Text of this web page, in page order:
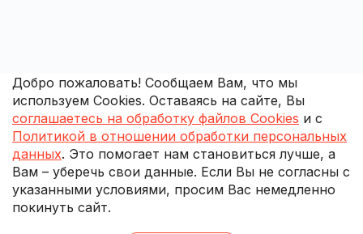
Добро пожаловать! Сообщаем Вам, что мы
используем Cookies. Оставаясь на сайте, Вы
соглашаетесь на обработку файлов Cookies и с
Политикой в отношении обработки персональных
данных. Это помогает нам становиться лучше, а
Вам – уберечь свои данные. Если Вы не согласны с
указанными условиями, просим Вас немедленно
покинуть сайт.